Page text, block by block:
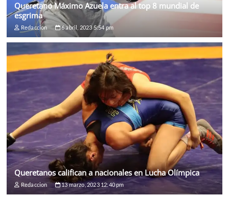
Queretano Máximo Azuela entra al top 8 mundial de
esgrima
Redaccion 6 abril, 2023 5:54 pm
Queretanos califican a nacionales en Lucha Olímpica
Redaccion 13 marzo, 2023 12:40 pm